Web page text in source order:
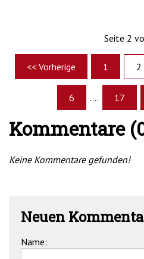
Seite 2
<< Vorherige 1 2
6 .... 17
Kommentare
Keine Kommentare gefunden!
Neuen
Name: